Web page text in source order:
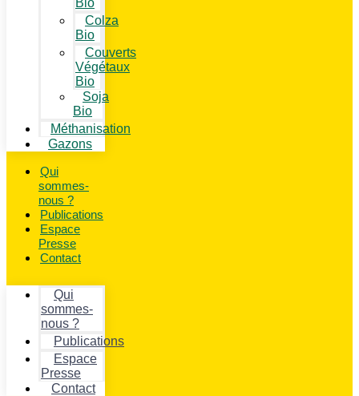
Bio
Colza
Bio
Couverts
Végétaux
Bio
Soja
Bio
Méthanisation
Gazons
Qui
sommes-
nous ?
Publications
Espace
Presse
Contact
Qui
sommes-
nous ?
Publications
Espace
Presse
Contact